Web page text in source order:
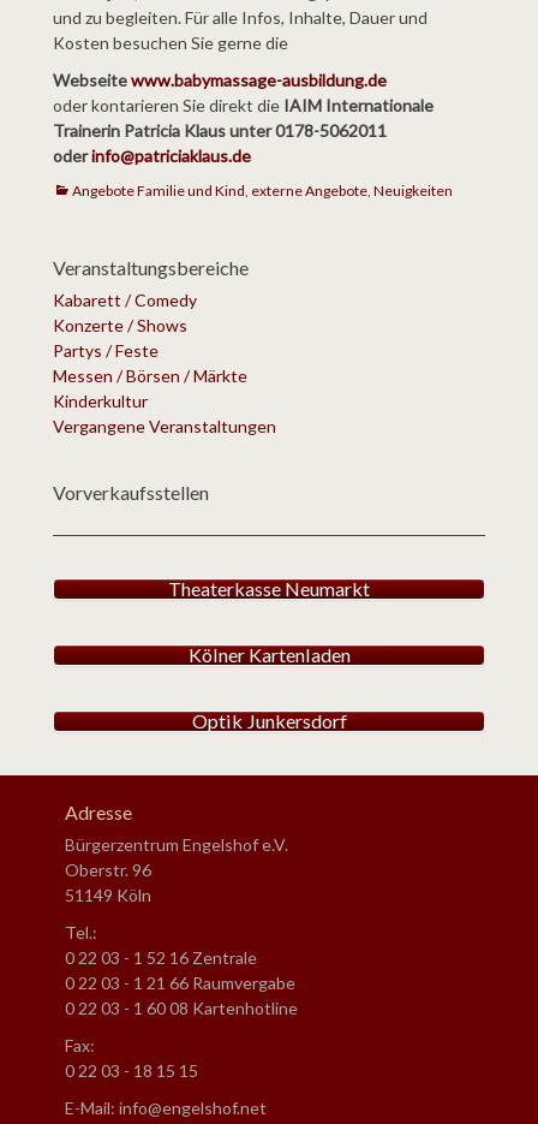
und zu begleiten. Für alle Infos, Inhalte, Dauer und
Kosten besuchen Sie gerne die
Webseitewww.babymassage-ausbildung.de
oder kontarieren Sie direkt die IAIM Internationale
Trainerin Patricia Klaus unter 0178-5062011
oderinfo@patriciaklaus.de
Kategorien
Angebote Familie und Kind, externe Angebote, Neuigkeiten
Veranstaltungsbereiche
Kabarett / Comedy
Konzerte / Shows
Partys / Feste
Messen / Börsen / Märkte
Kinderkultur
Vergangene Veranstaltungen
Vorverkaufsstellen
Theaterkasse Neumarkt
Kölner Kartenladen
Optik Junkersdorf
Adresse
Bürgerzentrum Engelshof e.V.
Oberstr. 96
51149 Köln
Tel.:
0 22 03 - 1 52 16 Zentrale
0 22 03 - 1 21 66 Raumvergabe
0 22 03 - 1 60 08 Kartenhotline
Fax:
0 22 03 - 18 15 15
E-Mail: info@engelshof.net